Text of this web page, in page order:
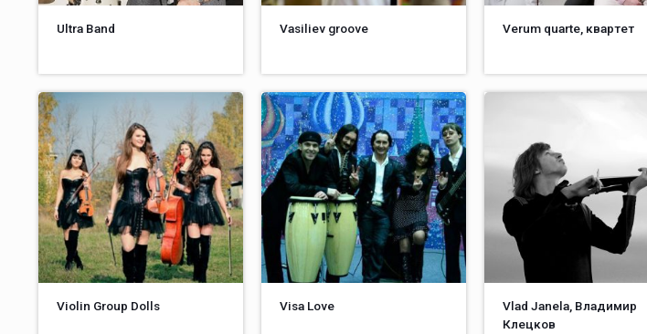
Ultra Band Vasiliev groove Verum quarte, квартет
Violin Group Dolls Visa Love
Vlad Janela, Владимир
Клецков